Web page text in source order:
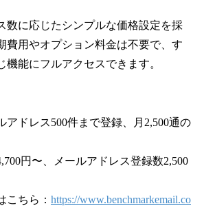
数に応じたシンプルな価格設定を採
費用やオプション料金は不要で、す
機能にフルアクセスできます。
アドレス500件まで登録、月2,500通の
円〜、メールアドレス登録数2,500
こちら： https://www.benchmarkemail.co